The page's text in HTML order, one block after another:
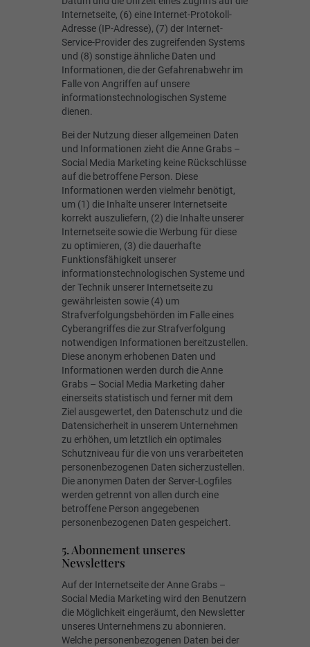
Internetseite, (6) eine Internet-Protokoll-
Adresse (IP-Adresse), (7) der Internet-
Service-Provider des zugreifenden Systems
und (8) sonstige ähnliche Daten und
Informationen, die der Gefahrenabwehr im
Falle von Angriffen auf unsere
informationstechnologischen Systeme
dienen.
Bei der Nutzung dieser allgemeinen Daten
und Informationen zieht die Anne Grabs –
Social Media Marketing keine Rückschlüsse
auf die betroffene Person. Diese
Informationen werden vielmehr benötigt,
um (1) die Inhalte unserer Internetseite
korrekt auszuliefern, (2) die Inhalte unserer
Internetseite sowie die Werbung für diese
zu optimieren, (3) die dauerhafte
Funktionsfähigkeit unserer
informationstechnologischen Systeme und
der Technik unserer Internetseite zu
gewährleisten sowie (4) um
Strafverfolgungsbehörden im Falle eines
Cyberangriffes die zur Strafverfolgung
notwendigen Informationen bereitzustellen.
Diese anonym erhobenen Daten und
Informationen werden durch die Anne
Grabs – Social Media Marketing daher
einerseits statistisch und ferner mit dem
Ziel ausgewertet, den Datenschutz und die
Datensicherheit in unserem Unternehmen
zu erhöhen, um letztlich ein optimales
Schutzniveau für die von uns verarbeiteten
personenbezogenen Daten sicherzustellen.
Die anonymen Daten der Server-Logfiles
werden getrennt von allen durch eine
betroffene Person angegebenen
personenbezogenen Daten gespeichert.
5. Abonnement unseres
Newsletters
Auf der Internetseite der Anne Grabs –
Social Media Marketing wird den Benutzern
die Möglichkeit eingeräumt, den Newsletter
unseres Unternehmens zu abonnieren.
Welche personenbezogenen Daten bei der